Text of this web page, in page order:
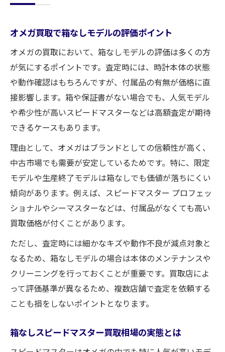
オメガ買取で箱なしモデルの評価ポイント
オメガの買取において、箱なしモデルの評価は多くの方
が気にするポイントです。査定時には、時計本体の状態
や動作確認はもちろんですが、付属品の有無が価格に直
接影響します。箱や保証書がない場合でも、人気モデル
や希少性が高いスピードマスターなどは高額査定が期待
できるケースもあります。
理由として、オメガはブランドとしての信頼性が高く、
中古市場でも需要が安定しているためです。特に、限定
モデルや生産終了モデルは箱なしでも価値が落ちにくい
傾向があります。例えば、スピードマスター プロフェッ
ショナルやシーマスターなどは、付属品がなくても高い
買取価格が付くことがあります。
ただし、査定時には細かなキズや動作不良が減点対象と
なるため、箱なしモデルの場合は本体のメンテナンスや
クリーニングを行っておくことが重要です。買取店によ
って評価基準が異なるため、複数店舗で査定を依頼する
ことも損をしないポイントとなります。
箱なしスピードマスター買取相場の実態とは